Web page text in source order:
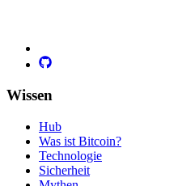
Wissen
Hub
Was ist Bitcoin?
Technologie
Sicherheit